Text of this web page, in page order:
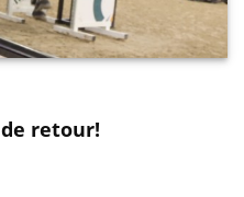
retour!